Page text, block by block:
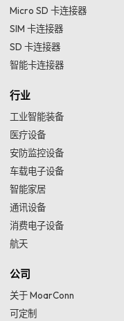
Micro SD 卡连接器
SIM 卡连接器
SD 卡连接器
智能卡连接器
行业
工业智能装备
医疗设备
安防监控设备
车载电子设备
智能家居
通讯设备
消费电子设备
航天
公司
关于 MoarConn
可定制